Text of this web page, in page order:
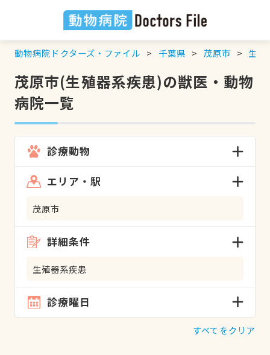
動物病院ドクターズ・ファイル 千葉県 茂原市 生殖
茂原市(生殖器系疾患)の獣医・動物
病院一覧
診療動物
エリア・駅
茂原市
詳細条件
生殖器系疾患
診療曜日
すべてをクリア